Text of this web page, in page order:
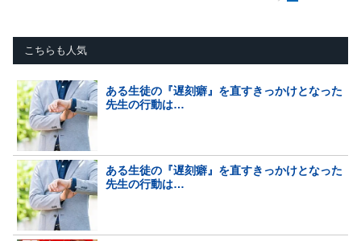
こちらも人気
ある生徒の『遅刻癖』を直すきっかけとなった
先生の行動は…
ある生徒の『遅刻癖』を直すきっかけとなった
先生の行動は…